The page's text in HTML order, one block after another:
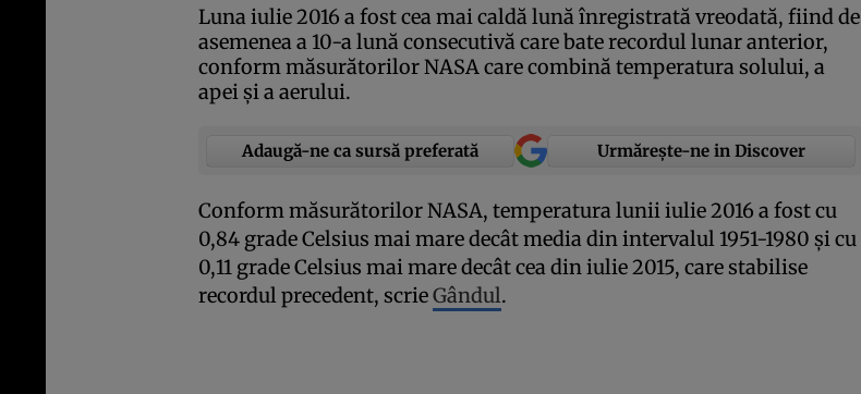
Luna iulie 2016 a fost cea mai caldă lună înregistrată vreodată, fiind de
asemenea a 10-a lună consecutivă care bate recordul lunar anterior,
conform măsurătorilor NASA care combină temperatura solului, a
apei şi a aerului.
Adaugă-ne ca sursă preferată Urmărește-ne in Discover
Conform măsurătorilor NASA, temperatura lunii iulie 2016 a fost cu
0,84 grade Celsius mai mare decât media din intervalul 1951-1980 şi cu
0,11 grade Celsius mai mare decât cea din iulie 2015, care stabilise
recordul precedent, scrieGândul.